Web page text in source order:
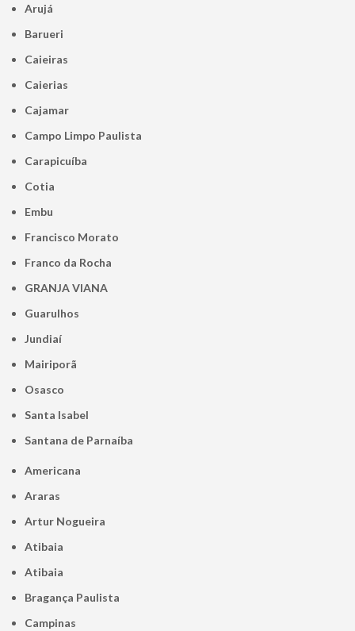
Arujá
Barueri
Caieiras
Caierias
Cajamar
Campo Limpo Paulista
Carapicuíba
Cotia
Embu
Francisco Morato
Franco da Rocha
GRANJA VIANA
Guarulhos
Jundiaí
Mairiporã
Osasco
Santa Isabel
Santana de Parnaíba
Americana
Araras
Artur Nogueira
Atibaia
Atibaia
Bragança Paulista
Campinas